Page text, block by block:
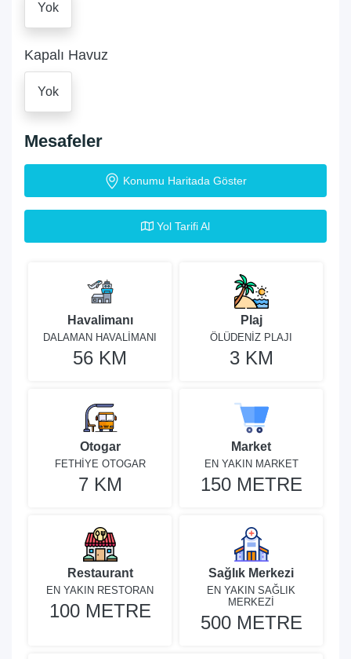
Yok
Kapalı Havuz
Yok
Mesafeler
Konumu Haritada Göster
Yol Tarifi Al
Havalimanı
DALAMAN HAVALİMANI
56 KM
Plaj
ÖLÜDENİZ PLAJI
3 KM
Otogar
FETHİYE OTOGAR
7 KM
Market
EN YAKIN MARKET
150 METRE
Restaurant
EN YAKIN RESTORAN
100 METRE
Sağlık Merkezi
EN YAKIN SAĞLIK
MERKEZİ
500 METRE